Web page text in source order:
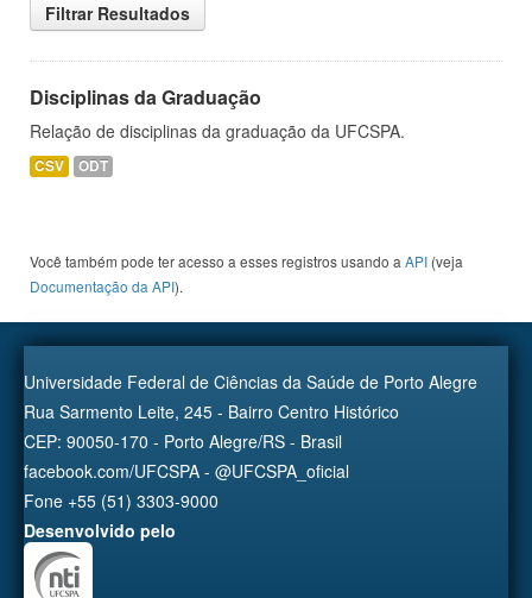
Filtrar Resultados
Disciplinas da Graduação
Relação de disciplinas da graduação da UFCSPA.
CSV ODT
Você também pode ter acesso a esses registros usando a API (veja
Documentação da API).
Universidade Federal de Ciências da Saúde de Porto Alegre
Rua Sarmento Leite, 245 - Bairro Centro Histórico
CEP: 90050-170 - Porto Alegre/RS - Brasil
facebook.com/UFCSPA - @UFCSPA_oficial
Fone +55 (51) 3303-9000
Desenvolvido pelo